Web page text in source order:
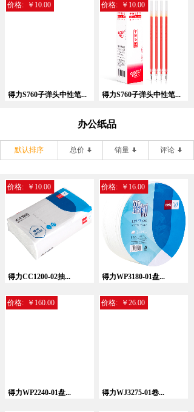
得力S760子弹头中性笔...
价格: ￥10.00
得力S760子弹头中性笔...
价格: ￥10.00
办公纸品
默认排序 总价 销量 评论
得力CC1200-02抽...
价格: ￥10.00
得力WP3180-01盘...
价格: ￥16.00
得力WP2240-01盘...
价格: ￥160.00
得力WJ3275-01卷...
价格: ￥26.00